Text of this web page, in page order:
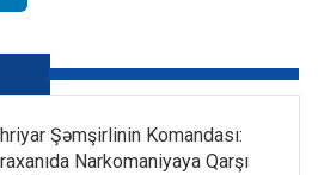
Şəmşirlinin Komandası:
Narkomaniyaya Qarşı